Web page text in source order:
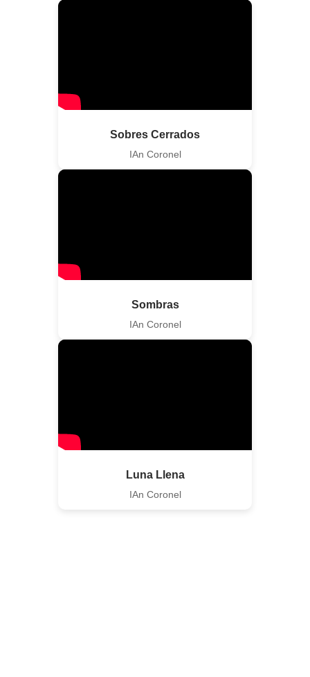
Sobres Cerrados
IAn Coronel
Sombras
IAn Coronel
Luna Llena
IAn Coronel